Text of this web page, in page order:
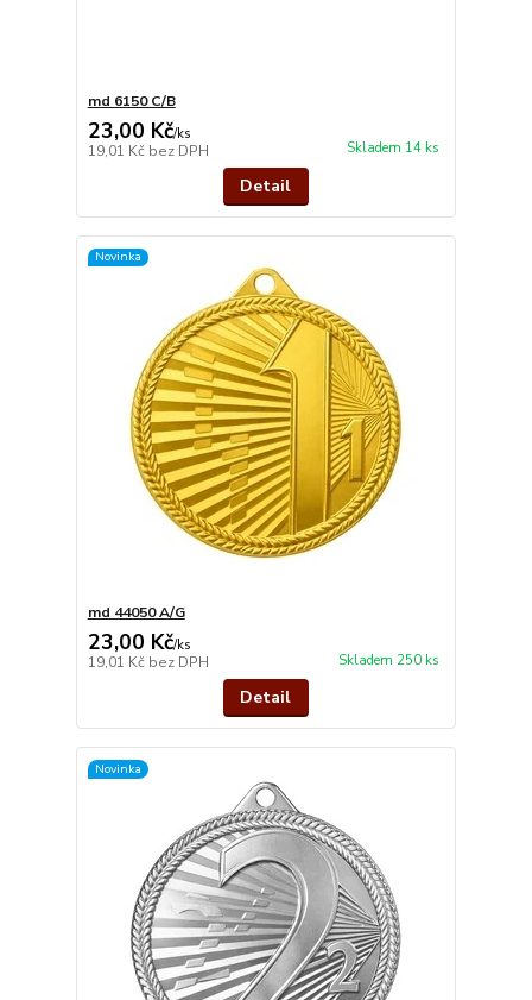
md 6150 C/B
23,00 Kč/ks
19,01 Kč bez DPH Skladem 14 ks
Detail
Novinka
md 44050 A/G
23,00 Kč/ks
19,01 Kč bez DPH Skladem 250 ks
Detail
Novinka